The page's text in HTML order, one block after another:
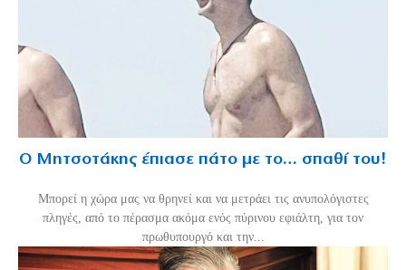
Ο Μητσοτάκης έπιασε πάτο με το… σπαθί του!
Mπορεί η χώρα μας να θρηνεί και να μετράει τις ανυπολόγιστες
πληγές, από το πέρασμα ακόμα ενός πύρινου εφιάλτη, για τον
πρωθυπουργό και την...